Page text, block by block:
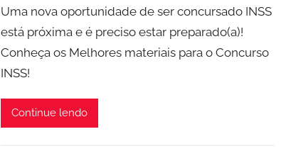
Uma nova oportunidade de ser concursado INSS
está próxima e é preciso estar preparado(a)!
Conheça os Melhores materiais para o Concurso
INSS!
Continue lendo